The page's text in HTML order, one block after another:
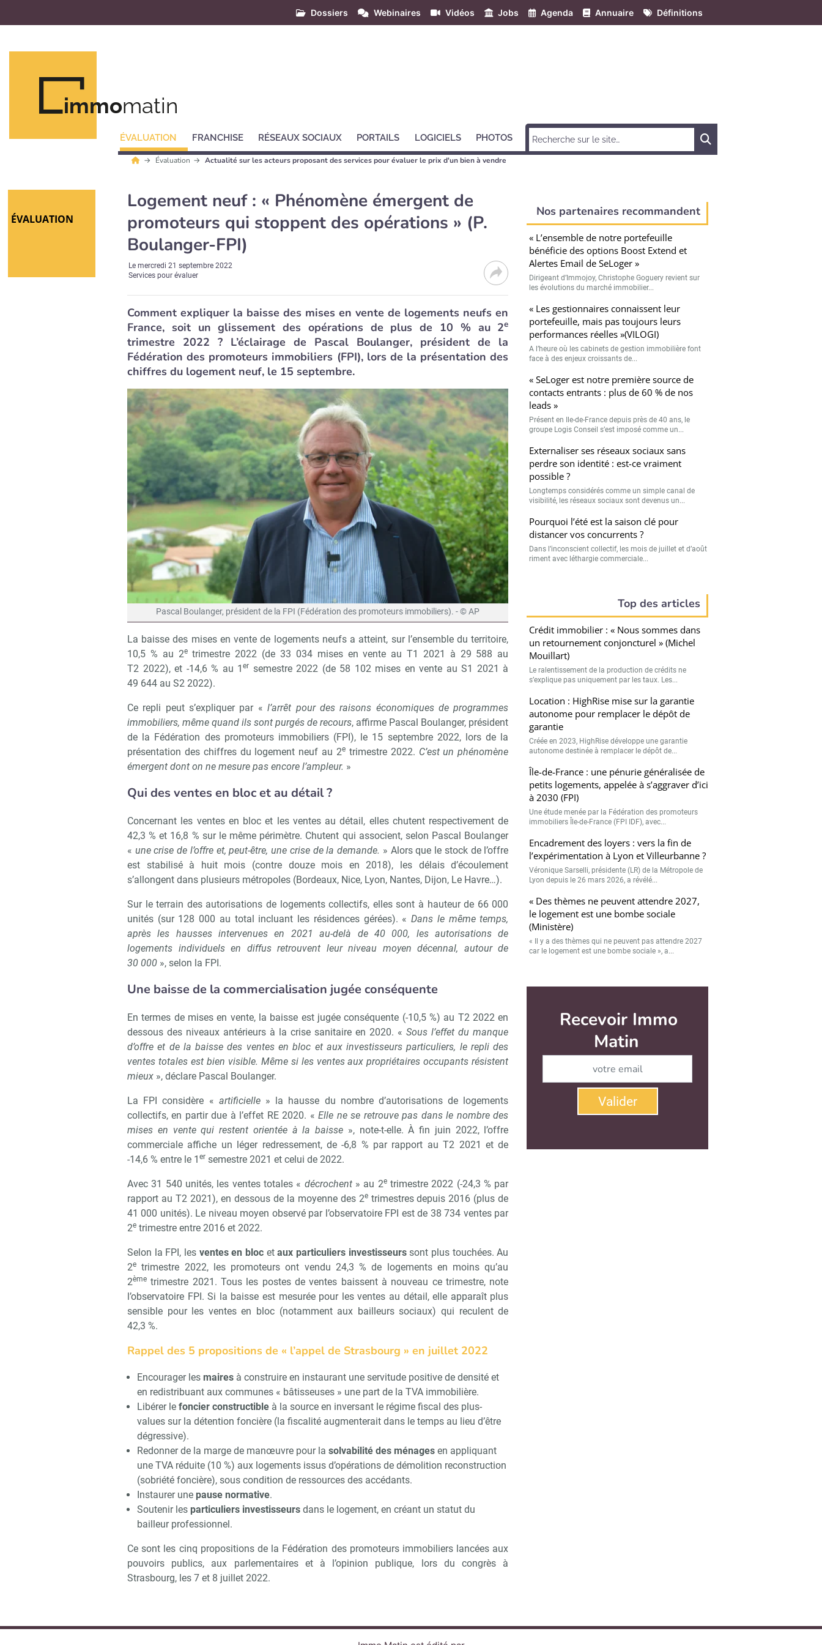
Dossiers Webinaires Vidéos Jobs Agenda Annuaire Définitions
immomatin
ÉVALUATION FRANCHISE RÉSEAUX SOCIAUX PORTAILS LOGICIELS PHOTOS
Évaluation Actualité sur les acteurs proposant des services pour évaluer le prix d'un bien à vendre
ÉVALUATION
Logement neuf : « Phénomène émergent de
promoteurs qui stoppent des opérations » (P.
Boulanger-FPI)
Lemercredi 21 septembre 2022
Services pour évaluer
Comment expliquer la baisse des mises en vente de logements neufs en
France, soit un glissement des opérations de plus de 10 % au 2e
trimestre 2022 ? L’éclairage de Pascal Boulanger, président de la
Fédération des promoteurs immobiliers (FPI), lors de la présentation des
chiffres du logement neuf, le 15 septembre.
Pascal Boulanger, président de la FPI (Fédération des promoteurs immobiliers). - © AP
La baisse des mises en vente de logements neufs a atteint, sur l’ensemble du territoire,
10,5 % au 2etrimestre 2022 (de 33 034 mises en vente au T1 2021 à 29 588 au
T2 2022), et -14,6 % au 1er semestre 2022 (de 58 102 mises en vente au S1 2021 à
49 644 au S2 2022).
Ce repli peut s’expliquer par «l’arrêt pour des raisons économiques de programmes
immobiliers, même quand ils sont purgés de recours, affirme Pascal Boulanger, président
de la Fédération des promoteurs immobiliers (FPI), le 15 septembre 2022, lors de la
présentation des chiffres du logement neuf au 2e trimestre 2022. C’est un phénomène
émergent dont on ne mesure pas encore l’ampleur. »
Qui des ventes en bloc et au détail ?
Concernant les ventes en bloc et les ventes au détail, elles chutent respectivement de
42,3 % et 16,8 % sur le même périmètre. Chutent qui associent, selon Pascal Boulanger
« une crise de l’offre et, peut-être, une crise de la demande. » Alors que le stock de l’offre
est stabilisé à huit mois (contre douze mois en 2018), les délais d’écoulement
s’allongent dans plusieurs métropoles (Bordeaux, Nice, Lyon, Nantes, Dijon, Le Havre…).
Sur le terrain des autorisations de logements collectifs, elles sont à hauteur de 66 000
unités (sur 128 000 au total incluant les résidences gérées). «Dans le même temps,
après les hausses intervenues en 2021 au-delà de 40 000, les autorisations de
logements individuels en diffus retrouvent leur niveau moyen décennal, autour de
30 000 », selon la FPI.
Une baisse de la commercialisation jugée conséquente
En termes de mises en vente, la baisse est jugée conséquente (-10,5 %) au T2 2022 en
dessous des niveaux antérieurs à la crise sanitaire en 2020. «Sous l’effet du manque
d’offre et de la baisse des ventes en bloc et aux investisseurs particuliers, le repli des
ventes totales est bien visible. Même si les ventes aux propriétaires occupants résistent
mieux », déclare Pascal Boulanger.
La FPI considère « artificielle» la hausse du nombre d’autorisations de logements
collectifs, en partir due à l’effet RE 2020. «Elle ne se retrouve pas dans le nombre des
mises en vente qui restent orientée à la baisse », note-t-elle. À fin juin 2022, l’offre
commerciale affiche un léger redressement, de -6,8 % par rapport au T2 2021 et de
-14,6 % entre le 1 er semestre 2021 et celui de 2022.
Avec 31 540 unités, les ventes totales « décrochent» au 2etrimestre 2022 (-24,3 % par
rapport au T2 2021), en dessous de la moyenne des 2etrimestres depuis 2016 (plus de
41 000 unités). Le niveau moyen observé par l’observatoire FPI est de 38 734 ventes par
2e trimestre entre 2016 et 2022.
Selon la FPI, les ventes en bloc et aux particuliers investisseurssont plus touchées. Au
2e trimestre 2022, les promoteurs ont vendu 24,3 % de logements en moins qu’au
2ème trimestre 2021. Tous les postes de ventes baissent à nouveau ce trimestre, note
l’observatoire FPI. Si la baisse est mesurée pour les ventes au détail, elle apparaît plus
sensible pour les ventes en bloc (notamment aux bailleurs sociaux) qui reculent de
42,3 %.
Rappel des 5 propositions de « l’appel de Strasbourg » en juillet 2022
Encourager les mairesà construire en instaurant une servitude positive de densité et
en redistribuant aux communes « bâtisseuses » une part de la TVA immobilière.
Libérer le foncier constructibleà la source en inversant le régime fiscal des plus-
values sur la détention foncière (la fiscalité augmenterait dans le temps au lieu d’être
dégressive).
Redonner de la marge de manœuvre pour la solvabilité des ménagesen appliquant
une TVA réduite (10 %) aux logements issus d’opérations de démolition reconstruction
(sobriété foncière), sous condition de ressources des accédants.
Instaurer une pause normative.
Soutenir les particuliers investisseursdans le logement, en créant un statut du
bailleur professionnel.
Ce sont les cinq propositions de la Fédération des promoteurs immobiliers lancées aux
pouvoirs publics, aux parlementaires et à l’opinion publique, lors du congrès à
Strasbourg, les 7 et 8 juillet 2022.
Nos partenaires recommandent
« L’ensemble de notre portefeuille
bénéficie des options Boost Extend et
Alertes Email de SeLoger »
Dirigeant d’Immojoy, Christophe Goguery revient sur
les évolutions du marché immobilier...
« Les gestionnaires connaissent leur
portefeuille, mais pas toujours leurs
performances réelles »(VILOGI)
A l’heure où les cabinets de gestion immobilière font
face à des enjeux croissants de...
« SeLoger est notre première source de
contacts entrants : plus de 60 % de nos
leads »
Présent en Ile-de-France depuis près de 40 ans, le
groupe Logis Conseil s’est imposé comme un...
Externaliser ses réseaux sociaux sans
perdre son identité : est-ce vraiment
possible ?
Longtemps considérés comme un simple canal de
visibilité, les réseaux sociaux sont devenus un...
Pourquoi l’été est la saison clé pour
distancer vos concurrents ?
Dans l’inconscient collectif, les mois de juillet et d’août
riment avec léthargie commerciale...
Top des articles
Crédit immobilier : « Nous sommes dans
un retournement conjoncturel » (Michel
Mouillart)
Le ralentissement de la production de crédits ne
s’explique pas uniquement par les taux. Les...
Location : HighRise mise sur la garantie
autonome pour remplacer le dépôt de
garantie
Créée en 2023, HighRise développe une garantie
autonome destinée à remplacer le dépôt de...
Île-de-France : une pénurie généralisée de
petits logements, appelée à s’aggraver d’ici
à 2030 (FPI)
Une étude menée par la Fédération des promoteurs
immobiliers Île-de-France (FPI IDF), avec...
Encadrement des loyers : vers la fin de
l’expérimentation à Lyon et Villeurbanne ?
Véronique Sarselli, présidente (LR) de la Métropole de
Lyon depuis le 26 mars 2026, a révélé...
« Des thèmes ne peuvent attendre 2027,
le logement est une bombe sociale
(Ministère)
« Il y a des thèmes qui ne peuvent pas attendre 2027
car le logement est une bombe sociale », a...
Recevoir Immo Matin Abonnez-vous à notre newsletter
Valider